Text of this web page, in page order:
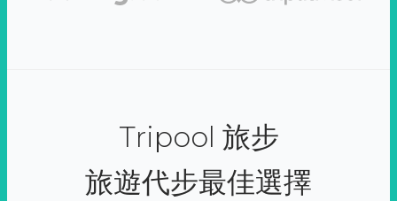
Tripool 旅步
旅遊代步最佳選擇